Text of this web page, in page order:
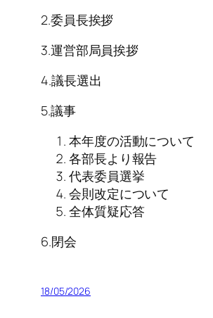
2.委員長挨拶
3.運営部局員挨拶
4.議長選出
5.議事
本年度の活動について
各部長より報告
代表委員選挙
会則改定について
全体質疑応答
6.閉会
18/05/2026